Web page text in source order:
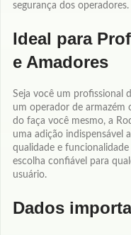
segurança dos operadores.
Ideal para
e Amadores
Seja você um profissional
um operador de armazém
do faça você mesmo, a
uma adição indispensável
qualidade e
escolha confiável para
usuário.
Dados